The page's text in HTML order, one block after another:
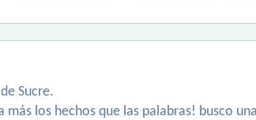
Sucre.
más los hechos que las palabras! busco